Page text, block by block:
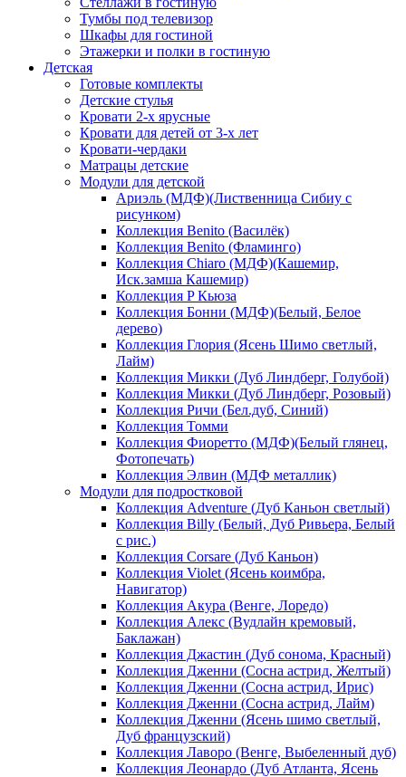
Тумбы под телевизор
Шкафы для гостиной
Этажерки и полки в гостиную
Детская
Готовые комплекты
Детские стулья
Кровати 2-х ярусные
Кровати для детей от 3-х лет
Кровати-чердаки
Матрацы детские
Модули для детской
Ариэль (МДФ)(Лиственница Сибиу с
рисунком)
Коллекция Benito (Василёк)
Коллекция Benito (Фламинго)
Коллекция Chiaro (МДФ)(Кашемир,
Иск.замша Кашемир)
Коллекция P Кьюза
Коллекция Бонни (МДФ)(Белый, Белое
дерево)
Коллекция Глория (Ясень Шимо светлый,
Лайм)
Коллекция Микки (Дуб Линдберг, Голубой)
Коллекция Микки (Дуб Линдберг, Розовый)
Коллекция Ричи (Бел.дуб, Синий)
Коллекция Томми
Коллекция Фиоретто (МДФ)(Белый глянец,
Фотопечать)
Коллекция Элвин (МДФ металлик)
Модули для подростковой
Коллекция Adventure (Дуб Каньон светлый)
Коллекция Billy (Белый, Дуб Ривьера, Белый
с рис.)
Коллекция Corsare (Дуб Каньон)
Коллекция Violet (Ясень коимбра,
Навигатор)
Коллекция Акура (Венге, Лоредо)
Коллекция Алекс (Вудлайн кремовый,
Баклажан)
Коллекция Джастин (Дуб сонома, Красный)
Коллекция Дженни (Cосна астрид, Желтый)
Коллекция Дженни (Cосна астрид, Ирис)
Коллекция Дженни (Cосна астрид, Лайм)
Коллекция Дженни (Ясень шимо светлый,
Дуб французский)
Коллекция Лаворо (Венге, Выбеленный дуб)
Коллекция Леонардо (Дуб Атланта, Ясень